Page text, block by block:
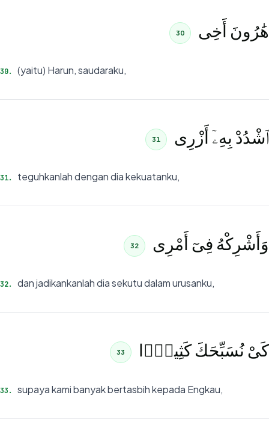
هَٰرُونَ أَخِى 30
30. (yaitu) Harun, saudaraku,
ٱشْدُدْ بِهِۦٓ أَزْرِى 31
31. teguhkanlah dengan dia kekuatanku,
وَأَشْرِكْهُ فِىٓ أَمْرِى 32
32. dan jadikankanlah dia sekutu dalam urusanku,
كَىْ نُسَبِّحَكَ كَثِيرًۭا 33
33. supaya kami banyak bertasbih kepada Engkau,